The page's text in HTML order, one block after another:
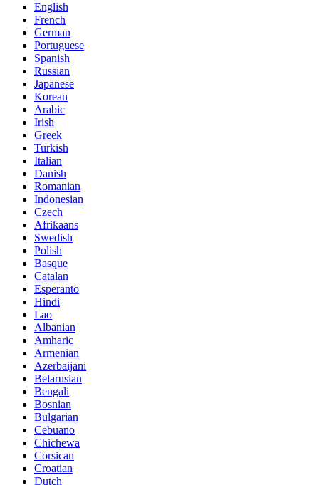
English
French
German
Portuguese
Spanish
Russian
Japanese
Korean
Arabic
Irish
Greek
Turkish
Italian
Danish
Romanian
Indonesian
Czech
Afrikaans
Swedish
Polish
Basque
Catalan
Esperanto
Hindi
Lao
Albanian
Amharic
Armenian
Azerbaijani
Belarusian
Bengali
Bosnian
Bulgarian
Cebuano
Chichewa
Corsican
Croatian
Dutch